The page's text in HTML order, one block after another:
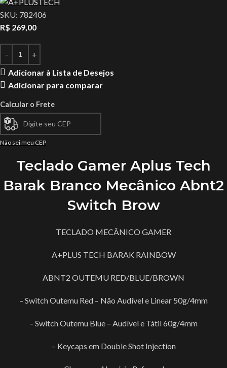
SKU: 782406
R$ 269,00
Adicionar à Lista de Desejos
Adicionar para comparar
Calcular o Frete
Não sei meu CEP
Teclado Gamer Aplus Tech
Barak Branco Mecânico Abnt2
Switch Brow
TECLADO MECÂNICO GAMER
A+PLUS TECH BARAK RAINBOW
ABNT2 OUTEMU RED/BLUE/BROWN
– Switch Outemu Red – Não Audível e Linear 50g/4mm
– Switch Outemu Blue – Audível e Tátil 60g/4mm
– Keycaps em Double Shot Injection